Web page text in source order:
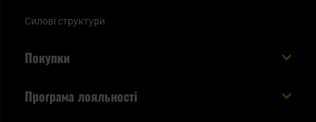
Силові структури
Покупки
Програма лояльності